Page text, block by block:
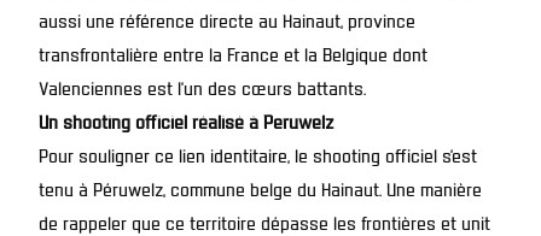
aussi une référence directe au Hainaut, province
transfrontalière entre la France et la Belgique dont
Valenciennes est l’un des cœurs battants.
Un shooting officiel réalisé à Peruwelz
Pour souligner ce lien identitaire, le shooting officiel s’est
tenu à Péruwelz, commune belge du Hainaut. Une manière
de rappeler que ce territoire dépasse les frontières et unit